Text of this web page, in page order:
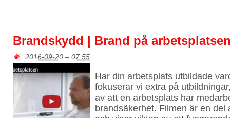
Brandskydd | Brand på
2016-09-20 – 07:55
Har din arbetsplats utbildade
fokuserar vi extra på
av att en arbetsplats har
brandsäkerhet. Filmen är en del